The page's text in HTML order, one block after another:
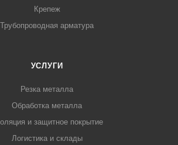
Крепеж
Трубопроводная арматура
УСЛУГИ
Резка металла
Обработка металла
и защитное покрытие
Логистика и склады